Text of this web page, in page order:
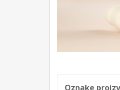
Oznake